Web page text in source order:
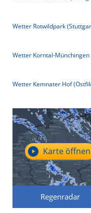
Wetter Rotwildpark
Wetter Korntal-Münchingen
Wetter Kemnater Hof
Regenradar
Karte öffnen